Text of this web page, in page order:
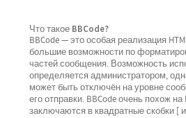
Что такое BBCode?
BBCode — это особая реализация
большие возможности по
частей сообщения. Возможность
определяется администратором,
может быть отключён на уровне
его отправки. BBCode очень похож на
заключаются в квадратные скобки [